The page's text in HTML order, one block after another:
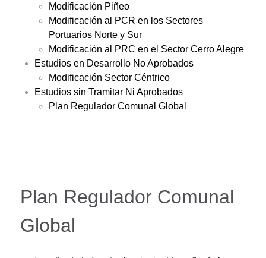
Modificación Piñeo
Modificación al PCR en los Sectores
Portuarios Norte y Sur
Modificación al PRC en el Sector Cerro Alegre
Estudios en Desarrollo No Aprobados
Modificación Sector Céntrico
Estudios sin Tramitar Ni Aprobados
Plan Regulador Comunal Global
Plan Regulador Comunal
Global